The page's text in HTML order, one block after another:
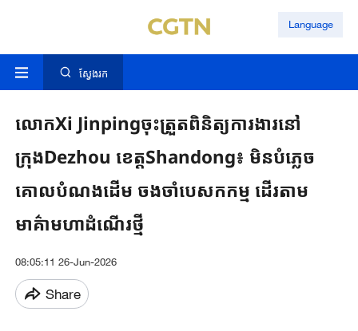
Language
ស្វែងរក
លោកXi Jinpingចុះត្រួតពិនិត្យការងារនៅ
ក្រុងDezhou ខេត្តShandong៖ មិនបំភ្លេច
គោលបំណងដើម ចងចាំបេសកកម្ម ដើរតាម
មាគ៌ាមហាដំណើរថ្មី
08:05:11 26-Jun-2026
Share